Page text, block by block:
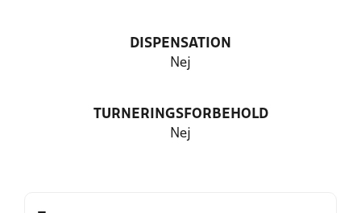
DISPENSATION
Nej
TURNERINGSFORBEHOLD
Nej